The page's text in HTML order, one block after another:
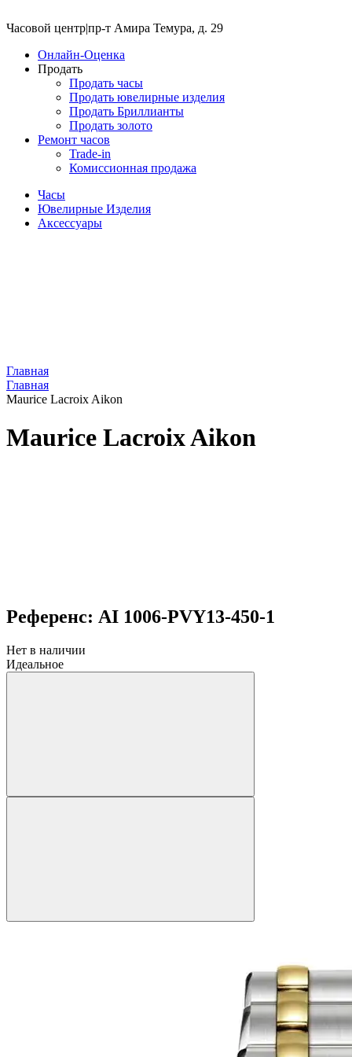
Часовой центр|пр-т Амира Темура, д. 29
Онлайн-Оценка
Продать
Продать часы
Продать ювелирные изделия
Продать Бриллианты
Продать золото
Ремонт часов
Trade-in
Комиссионная продажа
Часы
Ювелирные Изделия
Аксессуары
Главная
Главная
Maurice Lacroix Aikon
Maurice Lacroix Aikon
Референс: AI 1006-PVY13-450-1
Нет в наличии
Идеальное